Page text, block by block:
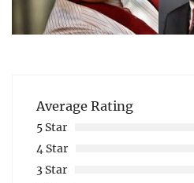
Average Rating
5 Star
4 Star
3 Star